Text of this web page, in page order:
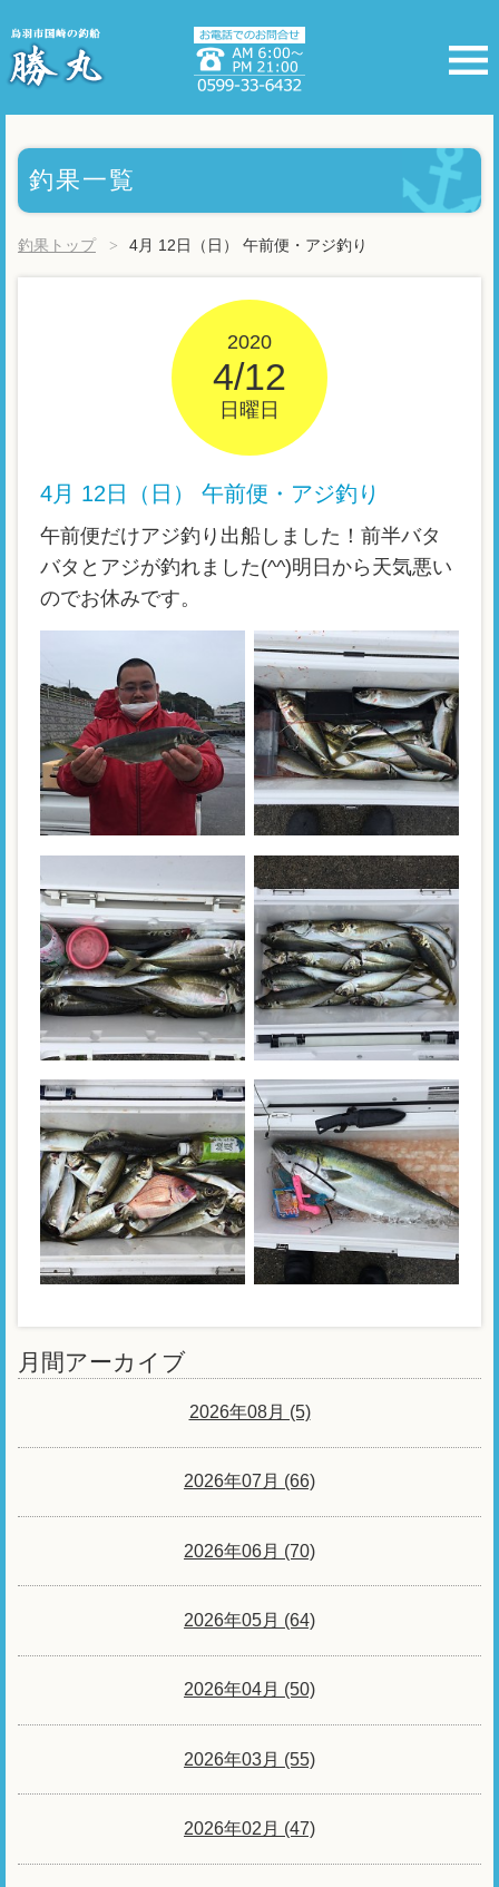
釣果一覧
釣果トップ 4月 12日（日） 午前便・アジ釣り
2020
4/12
日曜日
4月 12日（日） 午前便・アジ釣り
午前便だけアジ釣り出船しました！前半バタ
バタとアジが釣れました(^^)明日から天気悪い
のでお休みです。
月間アーカイブ
2026年08月 (5)
2026年07月 (66)
2026年06月 (70)
2026年05月 (64)
2026年04月 (50)
2026年03月 (55)
2026年02月 (47)